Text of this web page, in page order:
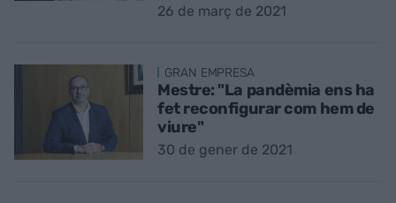
26 de març de 2021
GRAN EMPRESA
Mestre: "La pandèmia ens ha
fet reconfigurar com hem de
viure"
30 de gener de 2021